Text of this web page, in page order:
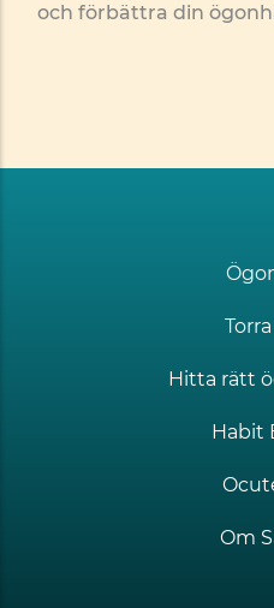
och förbättra din
Hitta rätt
Habit
Om